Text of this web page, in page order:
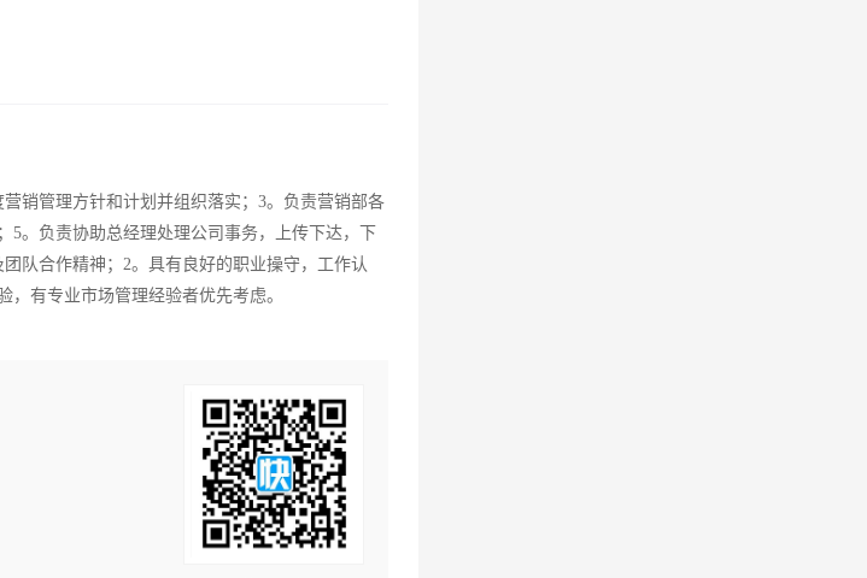
销管理方针和计划并组织落实；3。负责营销部各
5。负责协助总经理处理公司事务，上传下达，下
队合作精神；2。具有良好的职业操守，工作认
有专业市场管理经验者优先考虑。